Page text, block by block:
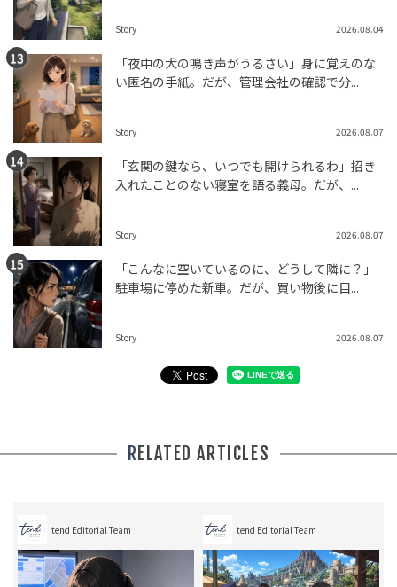
Story 2026.08.04
「夜中の犬の鳴き声がうるさい」身に覚えのな
い匿名の手紙。だが、管理会社の確認で分...
Story 2026.08.07
「玄関の鍵なら、いつでも開けられるわ」招き
入れたことのない寝室を語る義母。だが、...
Story 2026.08.07
「こんなに空いているのに、どうして隣に？」
駐車場に停めた新車。だが、買い物後に目...
Story 2026.08.07
RELATED ARTICLES
tend Editorial Team tend Editorial Team